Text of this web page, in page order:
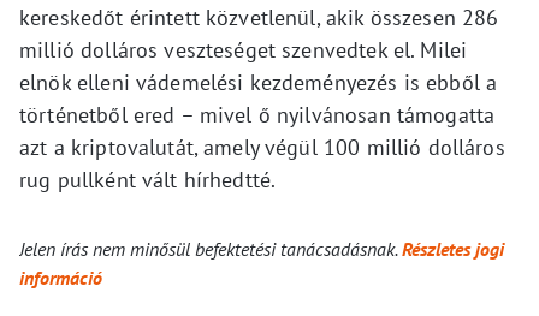
kereskedőt érintett közvetlenül, akik összesen 286
millió dolláros veszteséget szenvedtek el. Milei
elnök elleni vádemelési kezdeményezés is ebből a
történetből ered – mivel ő nyilvánosan támogatta
azt a kriptovalutát, amely végül 100 millió dolláros
rug pullként vált hírhedtté.
Jelen írás nem minősül befektetési tanácsadásnak.Részletes jogi
információ